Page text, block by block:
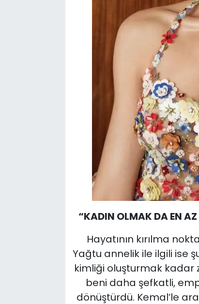
“KADIN OLMAK DA EN
Hayatının kırılma
Yağtu annelik ile ilgili ise
kimliği oluşturmak kadar
beni daha şefkatli,
dönüştürdü. Kemal’le